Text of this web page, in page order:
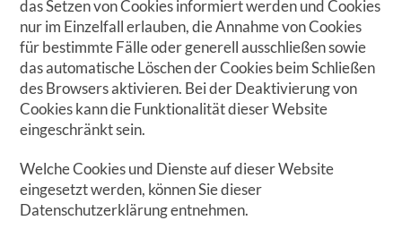
das Setzen von Cookies informiert werden und Cookies
nur im Einzelfall erlauben, die Annahme von Cookies
für bestimmte Fälle oder generell ausschließen sowie
das automatische Löschen der Cookies beim Schließen
des Browsers aktivieren. Bei der Deaktivierung von
Cookies kann die Funktionalität dieser Website
eingeschränkt sein.
Welche Cookies und Dienste auf dieser Website
eingesetzt werden, können Sie dieser
Datenschutzerklärung entnehmen.